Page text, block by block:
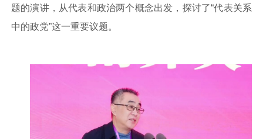
题的演讲，从代表和政治两个概念出发，探讨了“代表关系
中的政党”这一重要议题。